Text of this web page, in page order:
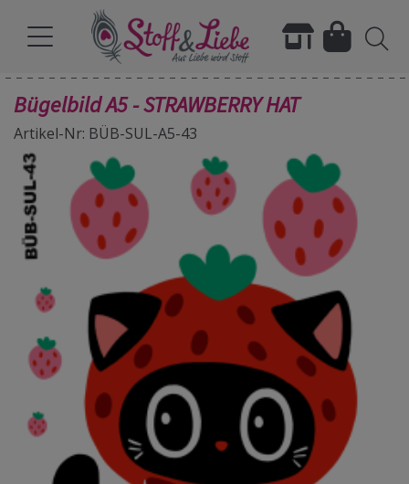
Bügelbild A5 - STRAWBERRY HAT
Artikel-Nr: BÜB-SUL-A5-43